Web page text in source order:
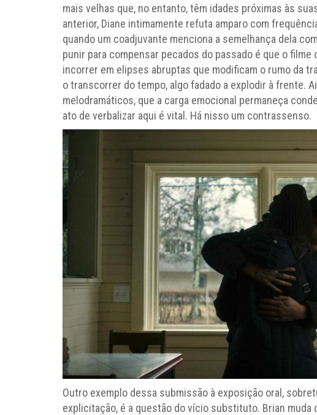
mais velhas que, no entanto, têm idades próximas às
anterior, Diane intimamente refuta amparo com
quando um coadjuvante menciona a semelhança dela
punir para compensar pecados do passado é que o
incorrer em elipses abruptas que modificam o rumo da
o transcorrer do tempo, algo fadado a explodir à frente.
melodramáticos, que a carga emocional permaneça
ato de verbalizar aqui é vital. Há nisso um contrassenso.
Outro exemplo dessa submissão à exposição oral,
explicitação, é a questão do vício substituto. Brian muda